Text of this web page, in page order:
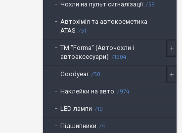
Чохли на пульт сигналізації 59
Автохімія та автокосметика
ATAS
51
ТМ "Forma" (Авточохли і
автоаксесуари)
1904
Goodyear 50
Наклейки на авто 974
LED лампи 19
Підшипники 4